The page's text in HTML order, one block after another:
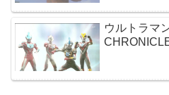
ウルトラマ